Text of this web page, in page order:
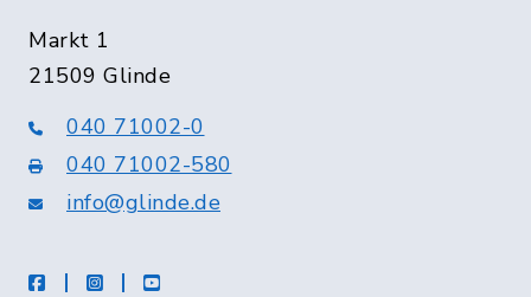
Markt 1
21509 Glinde
040 71002-0
040 71002-580
info@glinde.de
facebookinstagramYoutube